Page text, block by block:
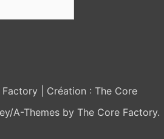
Création : The Core
A-Themes by The Core Factory.